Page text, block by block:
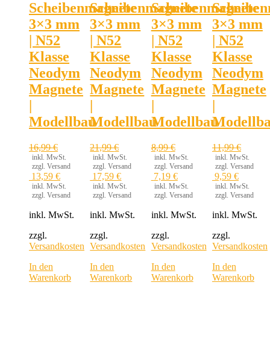
Scheibenmagnete
3×3 mm
| N52
Klasse
Neodym
Magnete
|
Modellbau
16,99€
inkl. MwSt.
zzgl. Versand
13,59 €
inkl. MwSt.
zzgl. Versand
inkl. MwSt.
zzgl.
Versandkosten
In den
Warenkorb
Scheibenmagnete
3×3 mm
| N52
Klasse
Neodym
Magnete
|
Modellbau
21,99€
inkl. MwSt.
zzgl. Versand
17,59€
inkl. MwSt.
zzgl. Versand
inkl. MwSt.
zzgl.
Versandkosten
In den
Warenkorb
Scheibenmagnete
3×3 mm
| N52
Klasse
Neodym
Magnete
|
Modellbau
8,99€
inkl. MwSt.
zzgl. Versand
7,19 €
inkl. MwSt.
zzgl. Versand
inkl. MwSt.
zzgl.
Versandkosten
In den
Warenkorb
3×3 mm
| N52
Klasse
Neodym
Magnete
|
11,99€
inkl. MwSt.
zzgl. Versand
9,59 €
inkl. MwSt.
zzgl. Versand
inkl. MwSt.
zzgl.
Versandkosten
In den
Warenkorb